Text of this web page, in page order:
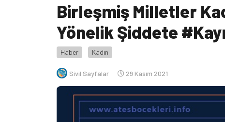
Birleşmiş Milletler
Yönelik Şiddete
Haber Kadın
Sivil Sayfalar 29 Kasım 2021